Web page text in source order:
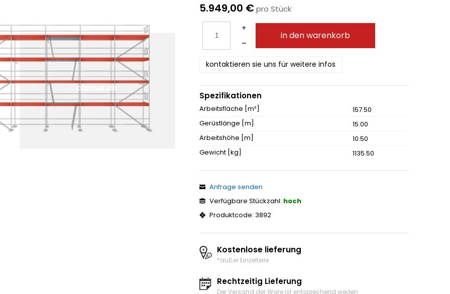
5.949,00 €pro Stück
+
–
in den warenkorb
kontaktieren sie uns für weitere infos
Spezifikationen
Arbeitsfläche [m²]
157.50
Gerüstlänge [m]
15.00
Arbeitshöhe [m]
10.50
Gewicht [kg]
1135.50
Anfrage senden
Verfügbare Stückzahl: hoch
Produktcode: 3892
Kostenlose lieferung
*außer Einzelteile
Rechtzeitig Lieferung
Der Versand der Ware ist entsprechend wegen